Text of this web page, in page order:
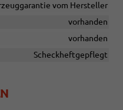
vom Hersteller
vorhanden
vorhanden
Scheckheftgepflegt